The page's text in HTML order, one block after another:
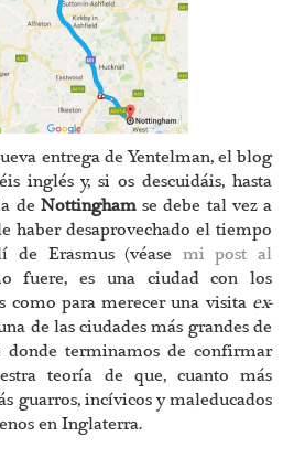
entrega de Yentelman, el blog
inglés y, si os descuidáis, hasta
de Nottinghamse debe tal vez a
haber desaprovechado el tiempo
de Erasmus (véase mi post al
fuere, es una ciudad con los
como para merecer una visita ex-
de las ciudades más grandes de
terminamos de confirmar
teoría de que, cuanto más
guarros, incívicos y maleducados
en Inglaterra.